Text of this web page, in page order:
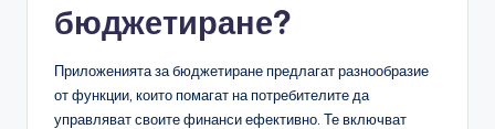
бюджетиране?
Приложенията за бюджетиране предлагат разнообразие
от функции, които помагат на потребителите да
управляват своите финанси ефективно. Те включват